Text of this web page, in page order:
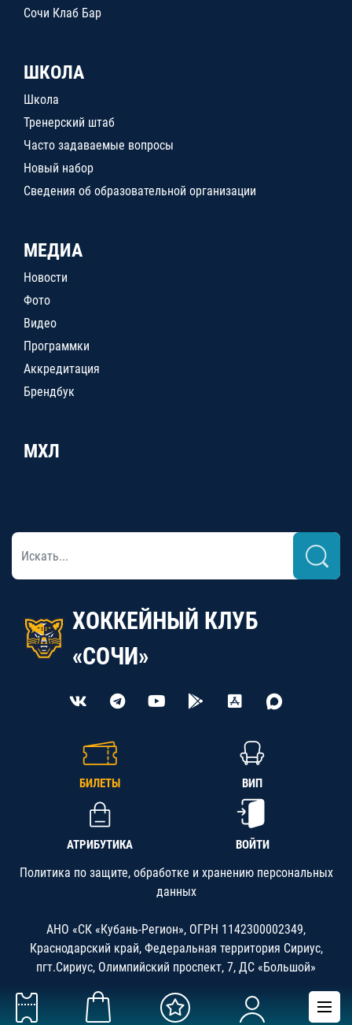
Сочи Клаб Бар
ШКОЛА
Школа
Тренерский штаб
Часто задаваемые вопросы
Новый набор
Сведения об образовательной организации
МЕДИА
Новости
Фото
Видео
Программки
Аккредитация
Брендбук
МХЛ
ХОККЕЙНЫЙ КЛУБ
«СОЧИ»
БИЛЕТЫ ВИП
АТРИБУТИКА ВОЙТИ
Политика по защите, обработке и хранению персональных
данных
АНО «СК «Кубань-Регион», ОГРН 1142300002349,
Краснодарский край, Федеральная территория Сириус,
пгт.Сириус, Олимпийский проспект, 7, ДС «Большой»